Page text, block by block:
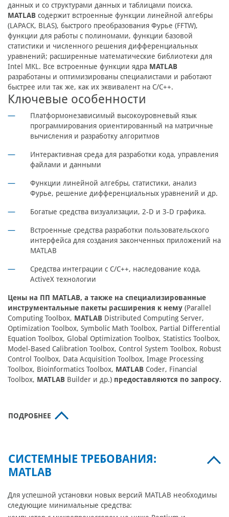
данных и со структурами данных и таблицами поиска.
MATLAB cодержит встроенные функции линейной алгебры
(LAPACK, BLAS), быстрого преобразования Фурье (FFTW),
функции для работы с полиномами, функции базовой
статистики и численного решения дифференциальных
уравнений; расширенные математические библиотеки для
Intel MKL. Все встроенные функции ядра MATLAB
разработаны и оптимизированы специалистами и работают
быстрее или так же, как их эквивалент на C/C++.
Ключевые особенности
Платформонезависимый высокоуровневый язык
программирования ориентированный на матричные
вычисления и разработку алгоритмов
Интерактивная среда для разработки кода, управления
файлами и данными
Функции линейной алгебры, статистики, анализ
Фурье, решение дифференциальных уравнений и др.
Богатые средства визуализации, 2-D и 3-D графика.
Встроенные средства разработки пользовательского
интерфейса для создания законченных приложений на
MATLAB
Средства интеграции с C/C++, наследование кода,
ActiveX технологии
Цены на ПП MATLAB, а также на специализированные
инструментальные пакеты расширения к нему (Parallel
Computing Toolbox, MATLAB Distributed Computing Server,
Optimization Toolbox, Symbolic Math Toolbox, Partial Differential
Equation Toolbox, Global Optimization Toolbox, Statistics Toolbox,
Model-Based Calibration Toolbox, Control System Toolbox, Robust
Control Toolbox, Data Acquisition Toolbox, Image Processing
Toolbox, Bioinformatics Toolbox, MATLAB Coder, Financial
Toolbox, MATLAB Builder и др.) предоставляются по запросу.
ПОДРОБНЕЕ
СИСТЕМНЫЕ ТРЕБОВАНИЯ:
MATLAB
Для успешной установки новых версий MATLAB необходимы
следующие минимальные средства: